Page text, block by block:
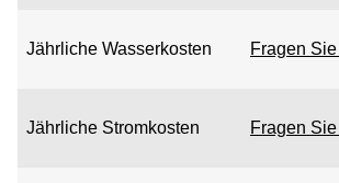
Jährliche Wasserkosten Fragen
Jährliche Stromkosten Fragen